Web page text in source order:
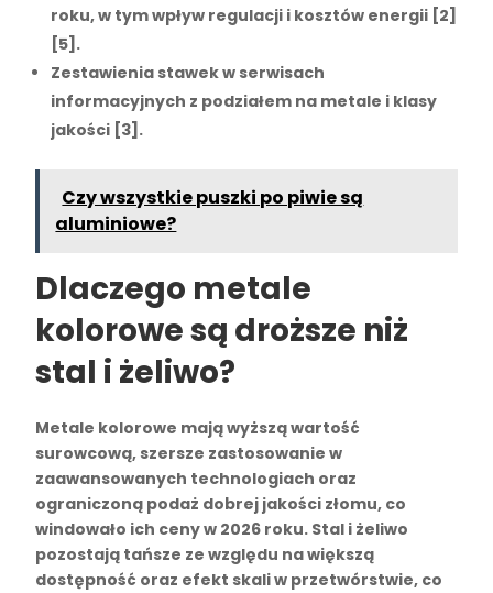
roku, w tym wpływ regulacji i kosztów energii [2]
[5].
Zestawienia stawek w serwisach
informacyjnych z podziałem na metale i klasy
jakości [3].
Czy wszystkie puszki po piwie są
aluminiowe?
Dlaczego metale
kolorowe są droższe niż
stal i żeliwo?
Metale kolorowe mają wyższą wartość
surowcową, szersze zastosowanie w
zaawansowanych technologiach oraz
ograniczoną podaż dobrej jakości złomu, co
windowało ich ceny w 2026 roku. Stal i żeliwo
pozostają tańsze ze względu na większą
dostępność oraz efekt skali w przetwórstwie, co